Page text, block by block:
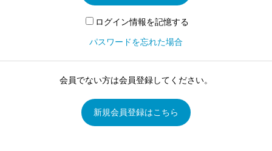
ログイン情報を記憶する
パスワードを忘れた場合
会員でない方は会員登録してください。
新規会員登録はこちら